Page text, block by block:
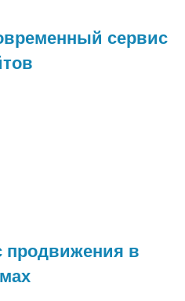
сервис
продвижения в